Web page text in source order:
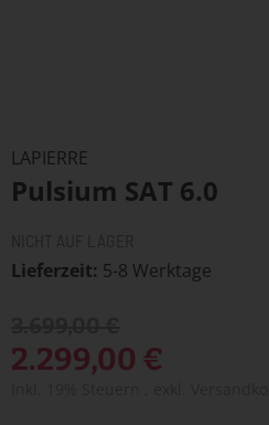
der
Bildergalerie
LAPIERRE
Pulsium SAT 6.0
Lieferzeit 5-8 Werktage
2.299,00 €